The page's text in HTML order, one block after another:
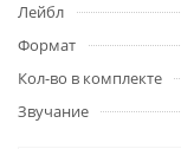
Лейбл
Формат
Кол-во в комплекте
Звучание